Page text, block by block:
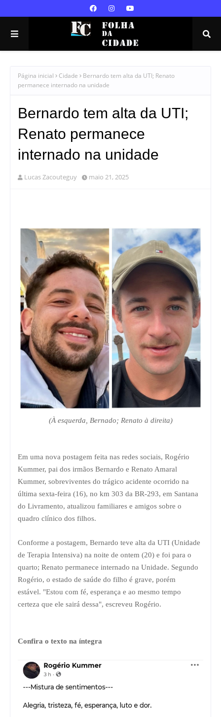
Página inicial Cidade
Bernardo tem alta da UTI; Renato
permanece internado na unidade
Bernardo tem alta da UTI;
Renato permanece
internado na unidade
Lucas Zacouteguy maio 21, 2025
(À esquerda, Bernado; Renato à direita)
Em uma nova postagem feita nas redes sociais, Rogério
Kummer, pai dos irmãos Bernardo e Renato Amaral
Kummer, sobreviventes do trágico acidente ocorrido na
última sexta-feira (16), no km 303 da BR-293, em Santana
do Livramento, atualizou familiares e amigos sobre o
quadro clínico dos filhos.
Conforme a postagem, Bernardo teve alta da UTI (Unidade
de Terapia Intensiva) na noite de ontem (20) e foi para o
quarto; Renato permanece internado na Unidade. Segundo
Rogério, o estado de saúde do filho é grave, porém
estável. "Estou com fé, esperança e ao mesmo tempo
certeza que ele sairá dessa", escreveu Rogério.
Confira o texto na íntegra